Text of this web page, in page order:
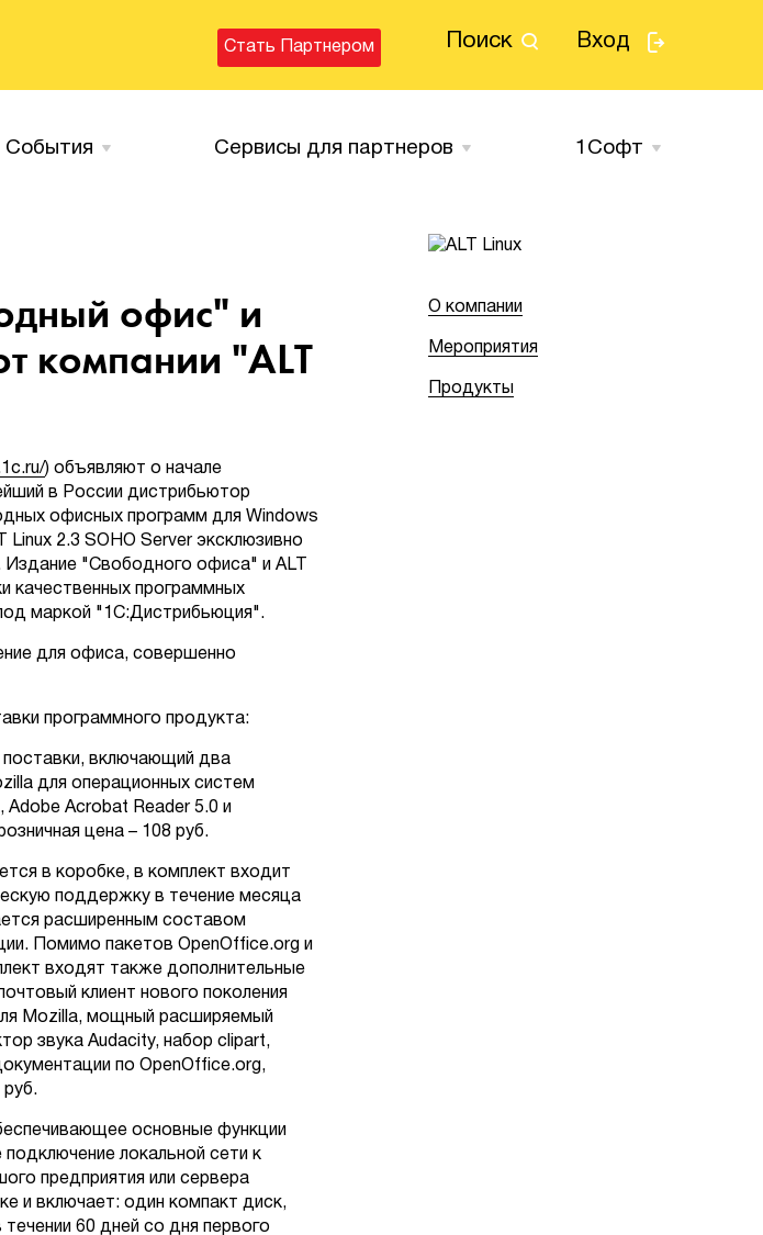
Поиск Вход
Стать Партнером
События Сервисы для партнеров 1Cофт
офис" и
компании "ALT
) объявляют о начале
в России дистрибьютор
офисных программ для Windows
2.3 SOHO Server эксклюзивно
"Свободного офиса" и ALT
качественных программных
маркой "1С:Дистрибьюция".
для офиса, совершенно
программного продукта:
включающий два
для операционных систем
Adobe Acrobat Reader 5.0 и
цена – 108 руб.
в коробке, в комплект входит
поддержку в течение месяца
расширенным составом
Помимо пакетов OpenOffice.org и
входят также дополнительные
клиент нового поколения
Mozilla, мощный расширяемый
звука Audacity, набор clipart,
по OpenOffice.org,
руб.
основные функции
локальной сети к
предприятия или сервера
и включает: один компакт диск,
60 дней со дня первого
О компании
Мероприятия
Продукты